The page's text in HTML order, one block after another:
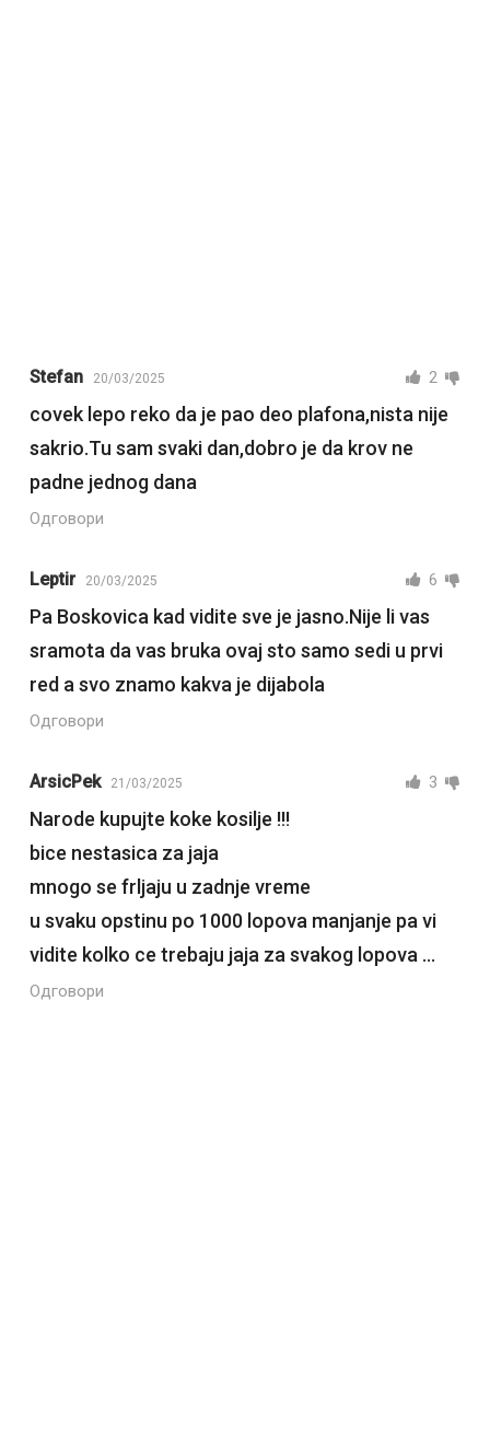
Stefan 20/03/2025 2
covek lepo reko da je pao deo plafona,nista nije
sakrio.Tu sam svaki dan,dobro je da krov ne
padne jednog dana
Одговори
Leptir 20/03/2025 6
Pa Boskovica kad vidite sve je jasno.Nije li vas
sramota da vas bruka ovaj sto samo sedi u prvi
red a svo znamo kakva je dijabola
Одговори
ArsicPek 21/03/2025 3
Narode kupujte koke kosilje !!!
bice nestasica za jaja
mnogo se frljaju u zadnje vreme
u svaku opstinu po 1000 lopova manjanje pa vi
vidite kolko ce trebaju jaja za svakog lopova …
Одговори